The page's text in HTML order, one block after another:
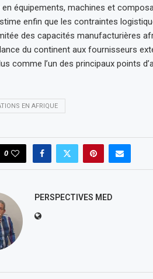
en équipements, machines et
enfin que les contraintes
des capacités manufacturières
du continent aux fournisseurs
comme l’un des principaux points
EN AFRIQUE
0
PERSPECTIVES MED